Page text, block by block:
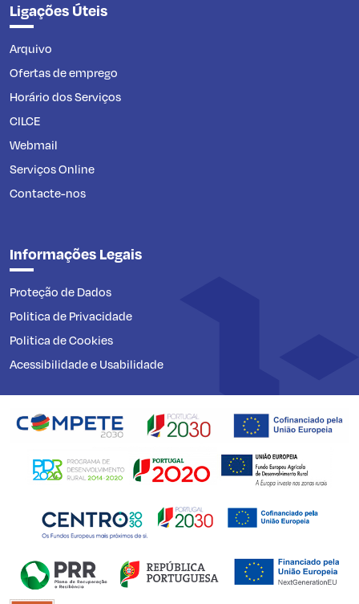
Ligações Úteis
Arquivo
Ofertas de emprego
Horário dos Serviços
CILCE
Webmail
Serviços Online
Contacte-nos
Informações Legais
Proteção de Dados
Politica de Privacidade
Politica de Cookies
Acessibilidade e Usabilidade